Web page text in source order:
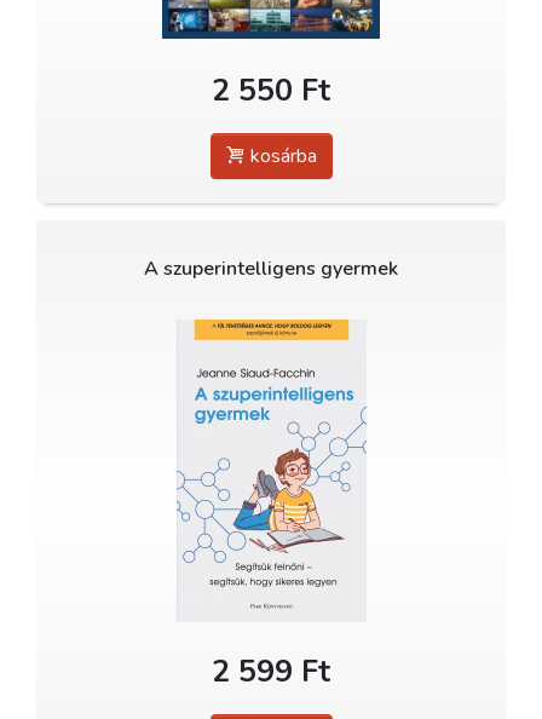
2 550 Ft
kosárba
A szuperintelligens gyermek
2 599 Ft